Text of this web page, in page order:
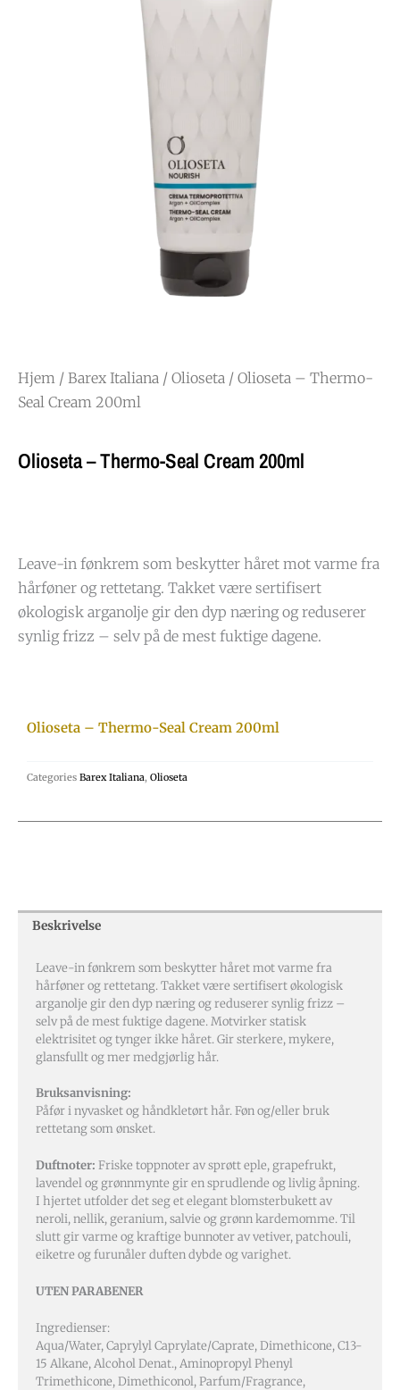
Hjem / Barex Italiana / Olioseta / Olioseta – Thermo-
Seal Cream 200ml
Olioseta – Thermo-Seal Cream 200ml
Leave-in fønkrem som beskytter håret mot varme fra
hårføner og rettetang. Takket være sertifisert
økologisk arganolje gir den dyp næring og reduserer
synlig frizz – selv på de mest fuktige dagene.
Olioseta – Thermo-Seal Cream 200ml
Categories Barex Italiana, Olioseta
Beskrivelse
Leave-in fønkrem som beskytter håret mot varme fra
hårføner og rettetang. Takket være sertifisert økologisk
arganolje gir den dyp næring og reduserer synlig frizz –
selv på de mest fuktige dagene. Motvirker statisk
elektrisitet og tynger ikke håret. Gir sterkere, mykere,
glansfullt og mer medgjørlig hår.
Bruksanvisning:
Påfør i nyvasket og håndkletørt hår. Føn og/eller bruk
rettetang som ønsket.
Duftnoter: Friske toppnoter av sprøtt eple, grapefrukt,
lavendel og grønnmynte gir en sprudlende og livlig åpning.
I hjertet utfolder det seg et elegant blomsterbukett av
neroli, nellik, geranium, salvie og grønn kardemomme. Til
slutt gir varme og kraftige bunnoter av vetiver, patchouli,
eiketre og furunåler duften dybde og varighet.
UTEN PARABENER
Ingredienser:
Aqua/Water, Caprylyl Caprylate/Caprate, Dimethicone, C13-
15 Alkane, Alcohol Denat., Aminopropyl Phenyl
Trimethicone, Dimethiconol, Parfum/Fragrance,